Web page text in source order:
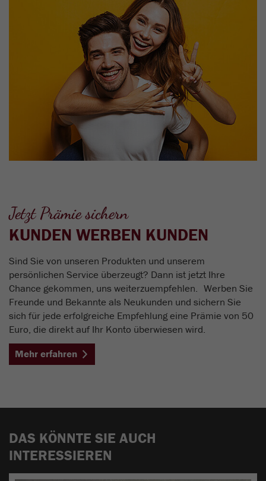
KUNDEN WERBEN KUNDEN
Jetzt Prämie sichern
Sind Sie von unseren Produkten und unserem
persönlichen Service überzeugt? Dann ist jetzt Ihre
Chance gekommen, uns weiterzuempfehlen. Werben Sie
Freunde und Bekannte als Neukunden und sichern Sie
sich für jede erfolgreiche Empfehlung eine Prämie von 50
Euro, die direkt auf Ihr Konto überwiesen wird.
Mehr erfahren
DAS KÖNNTE SIE AUCH
INTERESSIEREN